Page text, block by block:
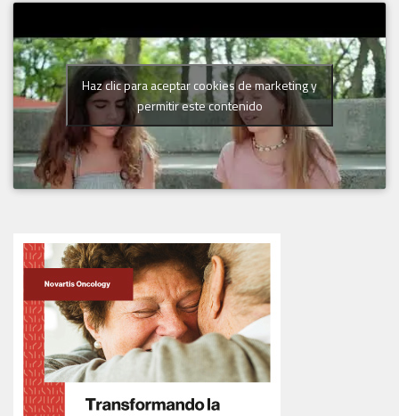
Haz clic para aceptar cookies de marketing y
permitir este contenido